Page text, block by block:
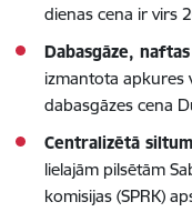
dienas cena ir virs
Dabasgāze,
izmantota apkures
dabasgāzes cena
Centralizētā
lielajām pilsētām
komisijas (SPRK)